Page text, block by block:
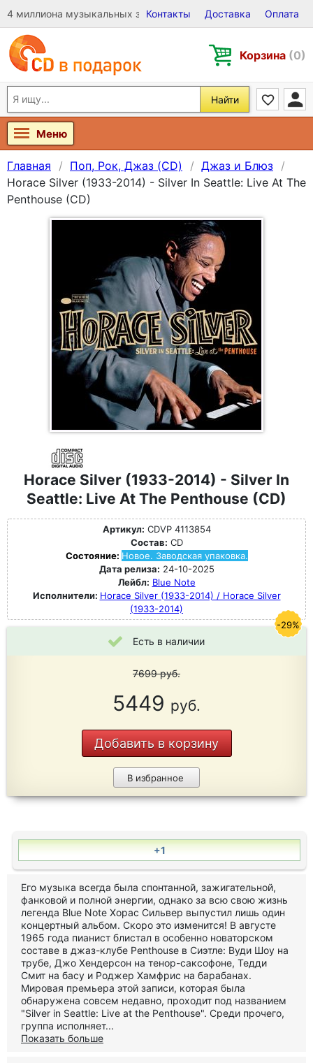
4 миллиона музыкальных записей на Виниле, CD и DVD
Контакты Доставка Оплата
Корзина (0)
Найти
Меню
Главная Поп, Рок, Джаз (CD)
Джаз и Блюз
Horace Silver (1933-2014) - Silver In Seattle: Live At The
Penthouse (CD)
Horace Silver (1933-2014) - Silver In
Seattle: Live At The Penthouse (CD)
Артикул: CDVP 4113854
Состав: CD
Состояние: Новое. Заводская упаковка.
Дата релиза: 24-10-2025
Лейбл: Blue Note
Исполнители: Horace Silver (1933-2014) / Horace Silver
(1933-2014)
Есть в наличии
7699руб.
5449 руб.
Добавить в корзину
В избранное
-29%
+1
Его музыка всегда была спонтанной, зажигательной,
фанковой и полной энергии, однако за всю свою жизнь
легенда Blue Note Хорас Сильвер выпустил лишь один
концертный альбом. Скоро это изменится! В августе
1965 года пианист блистал в особенно новаторском
составе в джаз-клубе Penthouse в Сиэтле: Вуди Шоу на
трубе, Джо Хендерсон на тенор-саксофоне, Тедди
Смит на басу и Роджер Хамфрис на барабанах.
Мировая премьера этой записи, которая была
обнаружена совсем недавно, проходит под названием
"Silver in Seattle: Live at the Penthouse". Среди прочего,
группа исполняет...
Показать больше